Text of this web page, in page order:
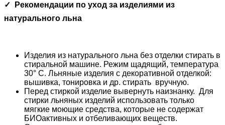
✓
Рекомендации по уход за изделиями из
натурального льна
Изделия из натурального льна без отделки стирать в
стиральной машине. Режим щадящий, температура
30° С. Льняные изделия с декоративной отделкой:
вышивка, тонировка и др. стирать вручную.
Перед стиркой изделие вывернуть наизнанку. Для
стирки льняных изделий использовать только
мягкие моющие средства, которые не содержат
БИОактивных и отбеливающих веществ.